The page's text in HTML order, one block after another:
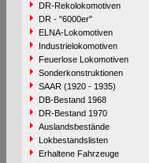
DR-Rekolokomotiven
DR - "6000er"
ELNA-Lokomotiven
Industrielokomotiven
Feuerlose Lokomotiven
Sonderkonstruktionen
SAAR (1920 - 1935)
DB-Bestand 1968
DR-Bestand 1970
Auslandsbestände
Lokbestandslisten
Erhaltene Fahrzeuge